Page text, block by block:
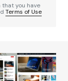
you have
Terms of Use